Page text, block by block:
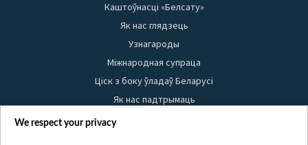
Каштоўнасці «Белсату»
Як нас глядзець
Узнагароды
Міжнародная супраца
Ціск з боку ўладаў Беларусі
Як нас падтрымаць
Правілы выкарыстання матэрыялаў
We respect your privacy